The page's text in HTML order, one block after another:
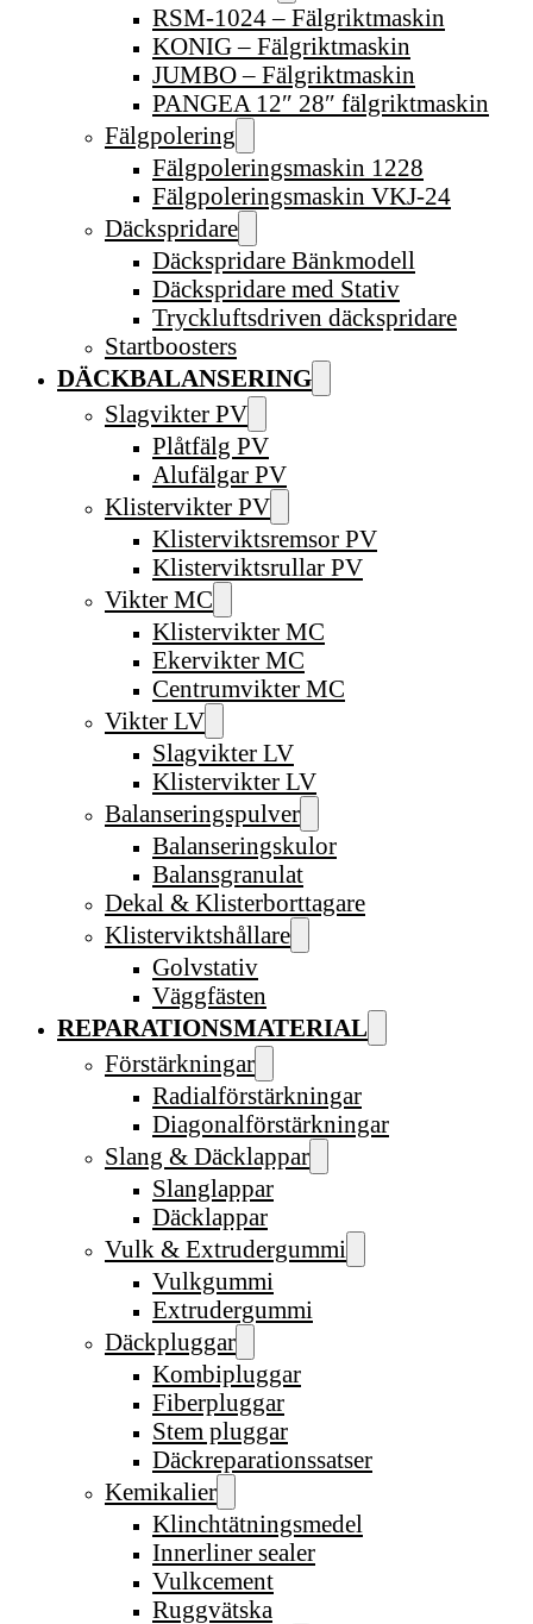
RSM-1024 – Fälgriktmaskin
KONIG – Fälgriktmaskin
JUMBO – Fälgriktmaskin
PANGEA 12″ 28″ fälgriktmaskin
Fälgpolering
Fälgpoleringsmaskin 1228
Fälgpoleringsmaskin VKJ-24
Däckspridare
Däckspridare Bänkmodell
Däckspridare med Stativ
Tryckluftsdriven däckspridare
Startboosters
DÄCKBALANSERING
Slagvikter PV
Plåtfälg PV
Alufälgar PV
Klistervikter PV
Klisterviktsremsor PV
Klisterviktsrullar PV
Vikter MC
Klistervikter MC
Ekervikter MC
Centrumvikter MC
Vikter LV
Slagvikter LV
Klistervikter LV
Balanseringspulver
Balanseringskulor
Balansgranulat
Dekal & Klisterborttagare
Klisterviktshållare
Golvstativ
Väggfästen
REPARATIONSMATERIAL
Förstärkningar
Radialförstärkningar
Diagonalförstärkningar
Slang & Däcklappar
Slanglappar
Däcklappar
Vulk & Extrudergummi
Vulkgummi
Extrudergummi
Däckpluggar
Kombipluggar
Fiberpluggar
Stem pluggar
Däckreparationssatser
Kemikalier
Klinchtätningsmedel
Innerliner sealer
Vulkcement
Ruggvätska